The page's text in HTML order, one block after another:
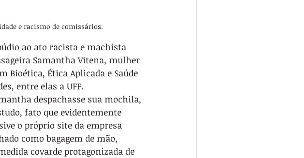
e racismo de comissários.
ao ato racista e machista
Samantha Vitena, mulher
Bioética, Ética Aplicada e Saúde
entre elas a UFF.
despachasse sua mochila,
fato que evidentemente
o próprio site da empresa
como bagagem de mão,
covarde protagonizada de